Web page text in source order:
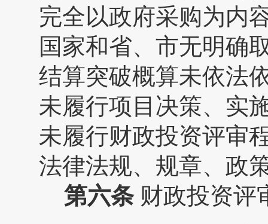
完全以政府采购为内
国家和省、市无明确
结算突破概算未依法
未履行项目决策、实
未履行财政投资评审
法律法规、规章、政
第六条 财政投资评